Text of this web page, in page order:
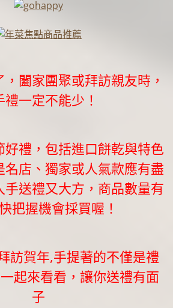
闔家團聚或拜訪親友時，
禮一定不能少！
好禮，包括進口餅乾與特色
店、獨家或人氣款應有盡
手送禮又大方，商品數量有
把握機會採買喔！
訪賀年,手提著的不僅是禮
起來看看，讓你送禮有面
子